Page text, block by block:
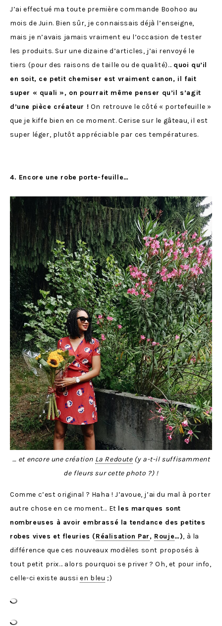
J’ai effectué ma toute première commande Boohoo au
mois de Juin. Bien sûr, je connaissais déjà l’enseigne,
mais je n’avais jamais vraiment eu l’occasion de tester
les produits. Sur une dizaine d’articles, j’ai renvoyé le
tiers (pour des raisons de taille ou de qualité)… quoi qu’il
en soit, ce petit chemiser est vraiment canon, il fait
super « quali », on pourrait même penser qu’il s’agit
d’une pièce créateur ! On retrouve le côté « portefeuille »
que je kiffe bien en ce moment. Cerise sur le gâteau, il est
super léger, plutôt appréciable par ces températures.
4. Encore une robe porte-feuille…
… et encore une création La Redoute(y a-t-il suffisamment
de fleurs sur cette photo ?) !
Comme c’est original ? Haha ! J’avoue, j’ai du mal à porter
autre chose en ce moment… Et les marques sont
nombreuses à avoir embrassé la tendance des petites
robes vives et fleuries (Réalisation Par, Rouje…), à la
différence que ces nouveaux modèles sont proposés à
tout petit prix… alors pourquoi se priver ? Oh, et pour info,
celle-ci existe aussien bleu ;)